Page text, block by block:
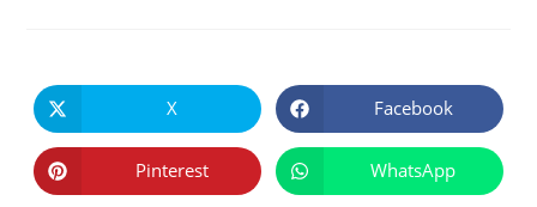
CE
CONTENU
Ouvrir
dans
une
autre
fenêtre
X Ouvrir
dans
une
autre
fenêtre
Facebook
Ouvrir
dans
Pinterest Ouvrir
dans
WhatsApp